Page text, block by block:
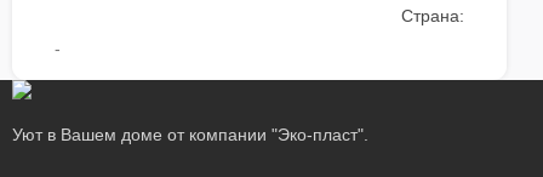
Страна:
-
Уют в Вашем доме от компании "Эко-пласт".